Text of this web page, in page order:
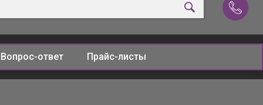
Вопрос-ответ Прайс-листы